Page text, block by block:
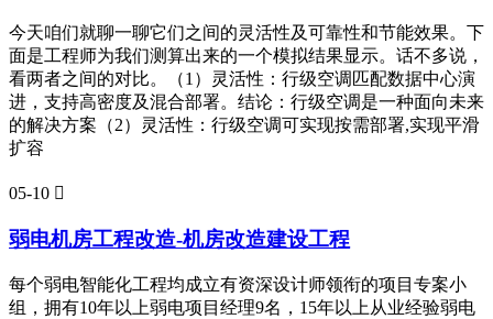
今天咱们就聊一聊它们之间的灵活性及可靠性和节能效果。下
面是工程师为我们测算出来的一个模拟结果显示。话不多说，
看两者之间的对比。（1）灵活性：行级空调匹配数据中心演
进，支持高密度及混合部署。结论：行级空调是一种面向未来
的解决方案（2）灵活性：行级空调可实现按需部署,实现平滑
扩容
05-10 
弱电机房工程改造-机房改造建设工程
每个弱电智能化工程均成立有资深设计师领衔的项目专案小
组，拥有10年以上弱电项目经理9名，15年以上从业经验弱电